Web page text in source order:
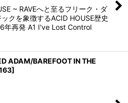
~ RAVEへと至るフリーク・ダ
クを象徴するACID HOUSE歴史
年再発 A1 I've Lost Control
ADAM/BAREFOOT IN THE
]